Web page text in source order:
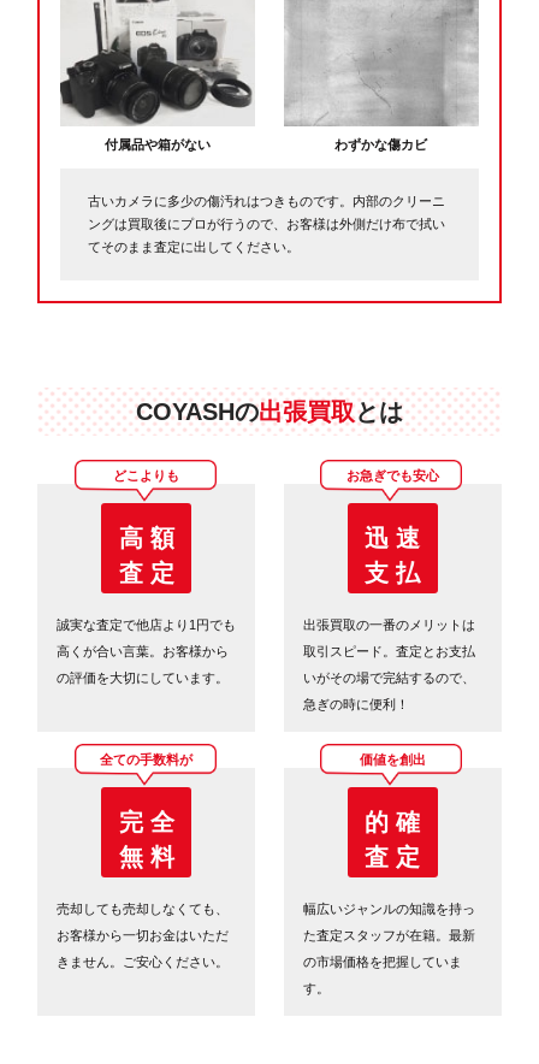
付属品や箱がない わずかな傷カビ
古いカメラに多少の傷汚れはつきものです。内部のクリーニ
ングは買取後にプロが行うので、お客様は外側だけ布で拭い
てそのまま査定に出してください。
COYASHの出張買取とは
どこよりも
高 額
査 定
誠実な査定で他店より1円でも
高くが合い言葉。お客様から
の評価を大切にしています。
お急ぎでも安心
迅 速
支 払
出張買取の一番のメリットは
取引スピード。査定とお支払
いがその場で完結するので、
急ぎの時に便利！
全ての手数料が
完 全
無 料
売却しても売却しなくても、
お客様から一切お金はいただ
きません。ご安心ください。
価値を創出
的 確
査 定
幅広いジャンルの知識を持っ
た査定スタッフが在籍。最新
の市場価格を把握していま
す。